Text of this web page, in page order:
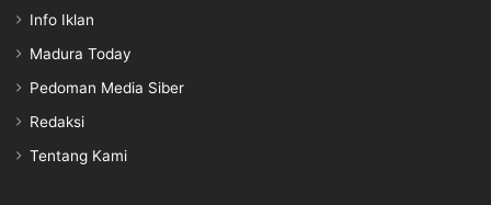
Info Iklan
Madura Today
Pedoman Media Siber
Redaksi
Tentang Kami